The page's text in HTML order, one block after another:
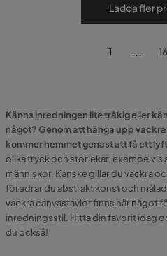
Ladda fler
1 ...
Känns inredningen lite tråkig eller
något? Genom att hänga upp
kommer hemmet genast att få ett
olika tryck och storlekar, exempelvis
människor. Kanske gillar du vackra
föredrar du abstrakt konst och
vackra canvastavlor finns här något
inredningsstil. Hitta din favorit idag
du också!